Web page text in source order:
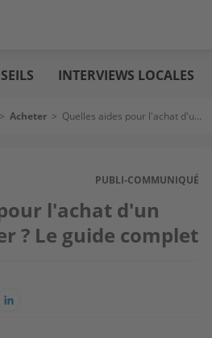
INTERVIEWS LOCALES
> Acheter > Quelles aides pour l'achat d'un bien immobilier ? Le guide complet
PUBLI-COMMUNIQUÉ
l'achat d'un
? Le guide complet